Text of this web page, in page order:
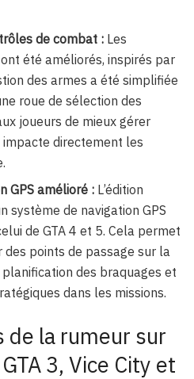
de combat : Les
été améliorés, inspirés par
des armes a été simplifiée
roue de sélection des
joueurs de mieux gérer
directement les
GPS amélioré : L’édition
système de navigation GPS
de GTA 4 et 5. Cela permet
points de passage sur la
des braquages et
dans les missions.
de la rumeur sur
3, Vice City et